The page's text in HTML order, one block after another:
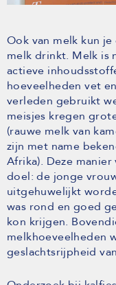
Ook van melk kun
melk drinkt. Melk is
actieve
hoeveelheden vet
verleden gebruikt
meisjes kregen
(rauwe melk van
zijn met name
Afrika). Deze
doel: de jonge
uitgehuwelijkt
was rond en goed
kon krijgen.
melkhoeveelheden
geslachtsrijpheid